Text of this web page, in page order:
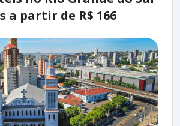
a partir de R$ 166